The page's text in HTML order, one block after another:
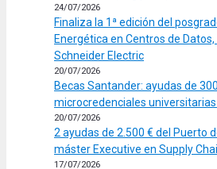
24/07/2026
Finaliza la 1ª edición del
Energética en Centros de
Schneider Electric
20/07/2026
Becas Santander: ayudas de
microcredenciales universitarias
20/07/2026
2 ayudas de 2.500 € del Puerto
máster Executive en Supply
17/07/2026